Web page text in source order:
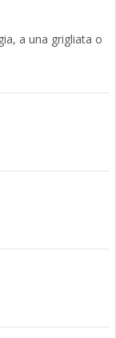
a una grigliata o